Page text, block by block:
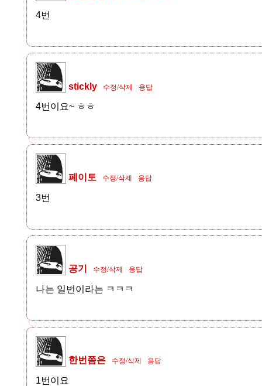
4번
stickly 수정/삭제 응답
4번이요~ ㅎㅎ
페이토 수정/삭제 응답
3번
공기 수정/삭제 응답
나는 일번이라는 ㅋㅋㅋ
한번쯤은 수정/삭제 응답
1번이요